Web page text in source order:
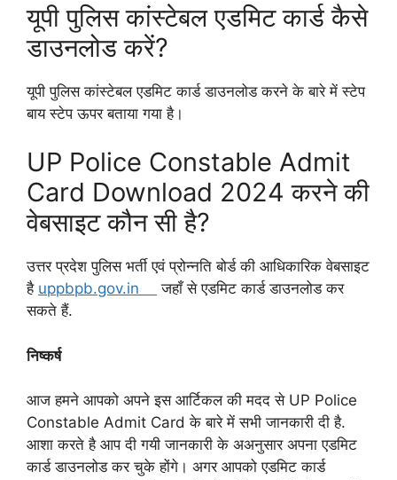
यूपी पुलिस कांस्टेबल एडमिट कार्ड कैसे
डाउनलोड करें?
यूपी पुलिस कांस्टेबल एडमिट कार्ड डाउनलोड करने के बारे में स्टेप
बाय स्टेप ऊपर बताया गया है।
UP Police Constable Admit
Card Download 2024 करने की
वेबसाइट कौन सी है?
उत्तर प्रदेश पुलिस भर्ती एवं प्रोन्नति बोर्ड की आधिकारिक वेबसाइट
है uppbpb.gov.in
जहाँ से एडमिट कार्ड डाउनलोड कर
सकते हैं.
निष्कर्ष
आज हमने आपको अपने इस आर्टिकल की मदद से UP Police
Constable Admit Card के बारे में सभी जानकारी दी है.
आशा करते है आप दी गयी जानकारी के अअनुसार अपना एडमिट
कार्ड डाउनलोड कर चुके होंगे। अगर आपको एडमिट कार्ड